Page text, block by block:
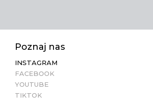
Poznaj nas
INSTAGRAM
FACEBOOK
YOUTUBE
TIKTOK